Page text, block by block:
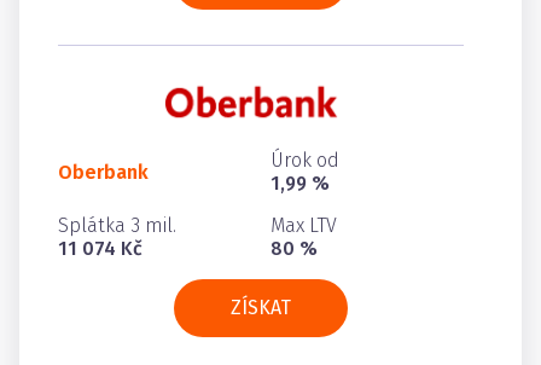
Oberbank
Úrok od
1,99 %
Splátka 3 mil.
11 074 Kč
Max LTV
80 %
ZÍSKAT